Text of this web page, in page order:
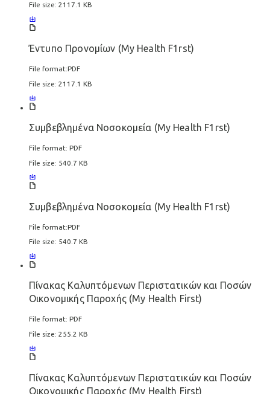
File size: 2117.1 KB
Έντυπο Προνομίων (My Health F1rst)
File format:PDF
File size: 2117.1 KB
Συμβεβλημένα Νοσοκομεία (My Health F1rst)
File format: PDF
File size: 540.7 KB
Συμβεβλημένα Νοσοκομεία (My Health F1rst)
File format:PDF
File size: 540.7 KB
Πίνακας Καλυπτόμενων Περιστατικών και Ποσών
Οικονομικής Παροχής (My Health First)
File format: PDF
File size: 255.2 KB
Πίνακας Καλυπτόμενων Περιστατικών και Ποσών
Οικονομικής Παροχής (My Health First)